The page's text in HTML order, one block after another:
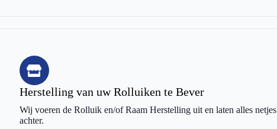
Herstelling van uw Rolluiken te Bever
Wij voeren de Rolluik en/of Raam Herstelling uit en laten alles netjes
achter.